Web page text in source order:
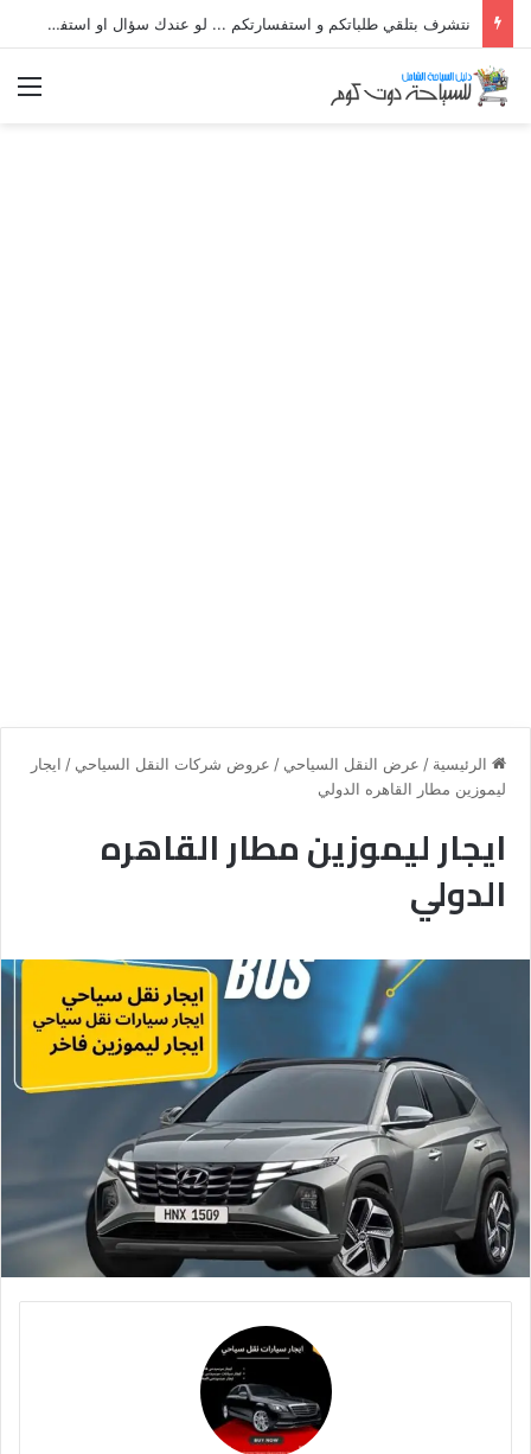
نتشرف بتلقي طلباتكم و استفسارتكم ... لو عندك سؤال او استفسار ماتدرددش فى طلب المساعدة
الرئيسية / عرض النقل السياحي / عروض شركات النقل السياحي / ايجار
ليموزين مطار القاهره الدولي
ايجار ليموزين مطار القاهره
الدولي